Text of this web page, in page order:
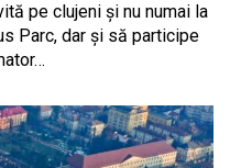
pe clujeni și nu numai la
Parc, dar și să participe